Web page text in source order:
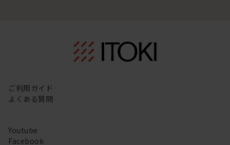
ご利用ガイド
よくある質問
Youtube
Facebook